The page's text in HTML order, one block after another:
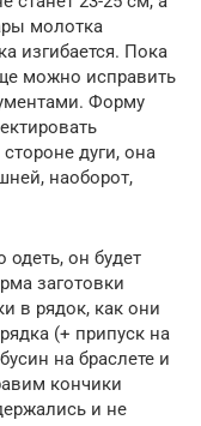
молотка
изгибается. Пока
можно исправить
Форму
дуги, она
наоборот,
он будет
заготовки
в рядок, как они
(+ припуск на
на браслете и
кончики
и не